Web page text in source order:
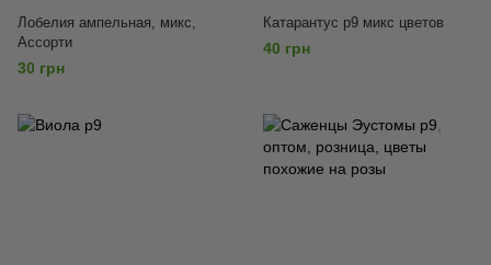
Лобелия ампельная, микс,
Ассорти
30 грн
Катарантус p9 микс цветов
40 грн